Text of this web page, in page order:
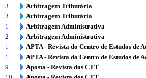
3
Arbitragem Tributária
3
Arbitragem Tributária
1
Arbitragem Administrativa
2
Arbitragem Administrativa
1
APTA - Revista do Centro de Estudos de
1
APTA - Revista do Centro de Estudos de
9
Aposta - Revista dos CTT